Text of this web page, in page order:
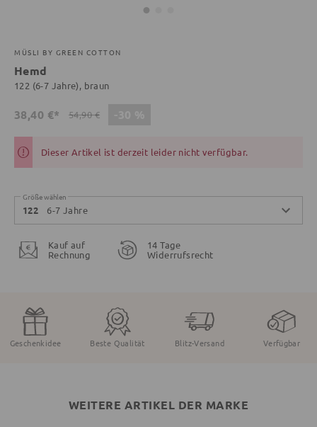
MÜSLI BY GREEN COTTON
Hemd
122 (6-7 Jahre), braun
38,40 €* 54,90 €
Dieser Artikel ist derzeit leider nicht verfügbar.
Größe wählen
122 6-7 Jahre
Kauf auf
Rechnung
14 Tage
Widerrufsrecht
Geschenkidee Beste Qualität Blitz-Versand Verfügbar
WEITERE ARTIKEL DER MARKE